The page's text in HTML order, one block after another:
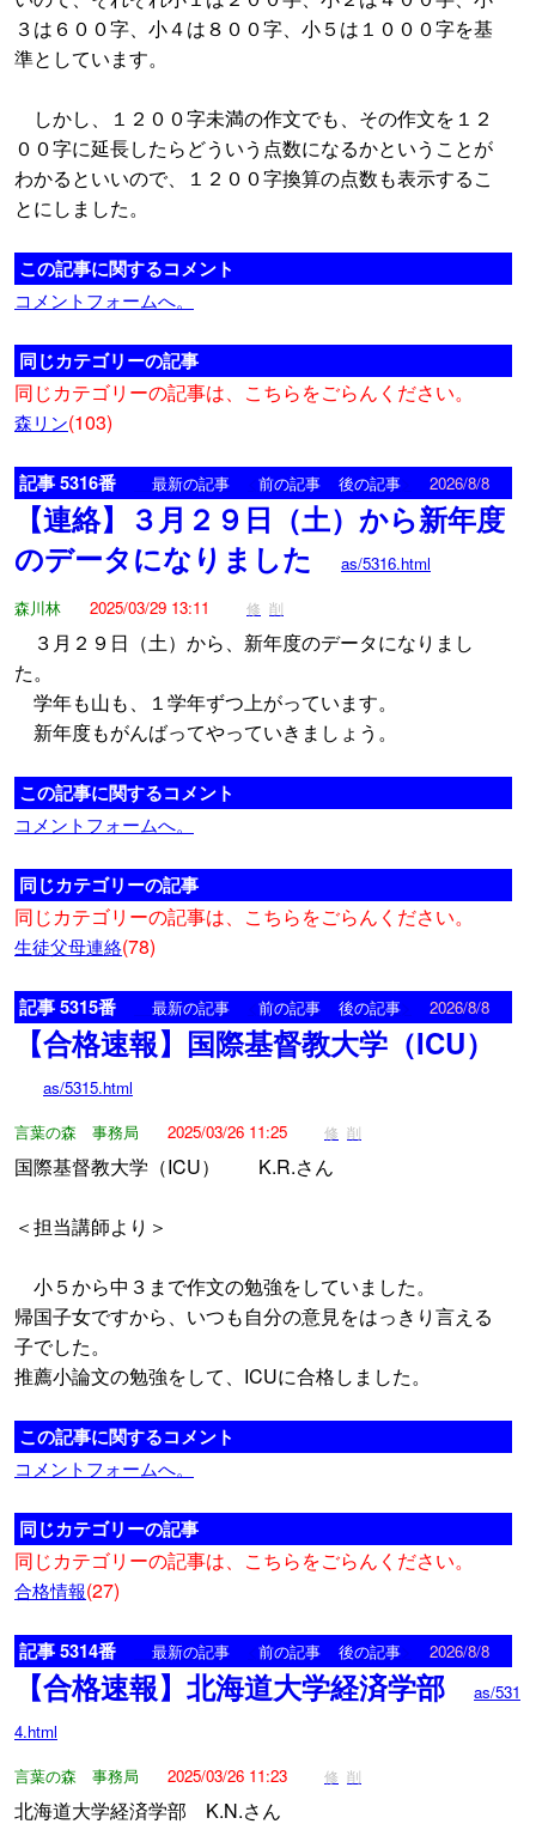
３は６００字、小４は８００字、小５は１０００字を基
準としています。
しかし、１２００字未満の作文でも、その作文を１２
００字に延長したらどういう点数になるかということが
わかるといいので、１２００字換算の点数も表示するこ
とにしました。
この記事に関するコメント
コメントフォームへ。
同じカテゴリーの記事
同じカテゴリーの記事は、こちらをごらんください。
森リン(103)
記事 5316番 最新の記事 前の記事 後の記事 2026/8/8
【連絡】３月２９日（土）から新年度
のデータになりました
as/5316.html
森川林
2025/03/29 13:11 修 削
３月２９日（土）から、新年度のデータになりまし
た。
学年も山も、１学年ずつ上がっています。
新年度もがんばってやっていきましょう。
この記事に関するコメント
コメントフォームへ。
同じカテゴリーの記事
同じカテゴリーの記事は、こちらをごらんください。
生徒父母連絡(78)
記事 5315番 最新の記事 前の記事 後の記事 2026/8/8
【合格速報】国際基督教大学（ICU）
as/5315.html
言葉の森 事務局
2025/03/26 11:25 修 削
国際基督教大学（ICU） K.R.さん
＜担当講師より＞
小５から中３まで作文の勉強をしていました。
帰国子女ですから、いつも自分の意見をはっきり言える
子でした。
推薦小論文の勉強をして、ICUに合格しました。
この記事に関するコメント
コメントフォームへ。
同じカテゴリーの記事
同じカテゴリーの記事は、こちらをごらんください。
合格情報(27)
記事 5314番 最新の記事 前の記事 後の記事 2026/8/8
【合格速報】北海道大学経済学部
as/531
4.html
言葉の森 事務局
2025/03/26 11:23 修 削
北海道大学経済学部 K.N.さん